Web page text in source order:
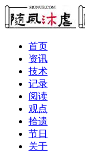
首页
资讯
技术
记录
阅读
观点
拾遗
节日
关于